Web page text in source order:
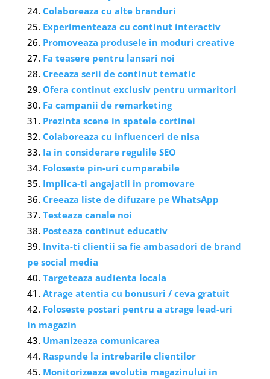
Colaboreaza cu alte branduri
Experimenteaza cu continut interactiv
Promoveaza produsele in moduri creative
Fa teasere pentru lansari noi
Creeaza serii de continut tematic
Ofera continut exclusiv pentru urmaritori
Fa campanii de remarketing
Prezinta scene in spatele cortinei
Colaboreaza cu influenceri de nisa
Ia in considerare regulile SEO
Foloseste pin-uri cumparabile
Implica-ti angajatii in promovare
Creeaza liste de difuzare pe WhatsApp
Testeaza canale noi
Posteaza continut educativ
Invita-ti clientii sa fie ambasadori de brand
pe social media
Targeteaza audienta locala
Atrage atentia cu bonusuri / ceva gratuit
Foloseste postari pentru a atrage lead-uri
in magazin
Umanizeaza comunicarea
Raspunde la intrebarile clientilor
Monitorizeaza evolutia magazinului in